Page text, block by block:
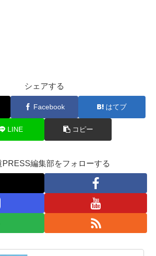
シェアする
Facebook はてブ
LINE コピー
PRESS編集部をフォローする